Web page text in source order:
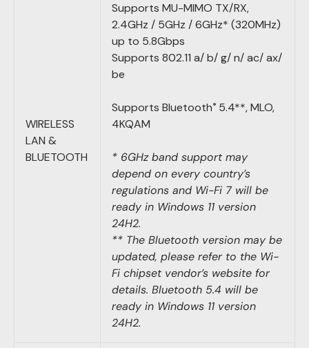
WIRELESS
LAN &
BLUETOOTH
Supports MU-MIMO TX/RX,
2.4GHz / 5GHz / 6GHz* (320MHz)
up to 5.8Gbps
Supports 802.11 a/ b/ g/ n/ ac/ ax/
be
Supports Bluetooth® 5.4**, MLO,
4KQAM
* 6GHz band support may
depend on every country’s
regulations and Wi-Fi 7 will be
ready in Windows 11 version
24H2.
** The Bluetooth version may be
updated, please refer to the Wi-
Fi chipset vendor’s website for
details. Bluetooth 5.4 will be
ready in Windows 11 version
24H2.